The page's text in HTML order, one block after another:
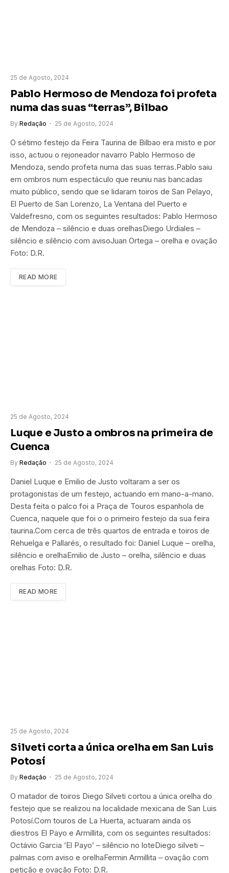
25 de Agosto, 2024
Pablo Hermoso de Mendoza foi profeta
numa das suas “terras”, Bilbao
By Redação 25 de Agosto, 2024
O sétimo festejo da Feira Taurina de Bilbao era misto e por
isso, actuou o rejoneador navarro Pablo Hermoso de
Mendoza, sendo profeta numa das suas terras.Pablo saiu
em ombros num espectáculo que reuniu nas bancadas
muito público, sendo que se lidaram toiros de San Pelayo,
El Puerto de San Lorenzo, La Ventana del Puerto e
Valdefresno, com os seguintes resultados: Pablo Hermoso
de Mendoza – silêncio e duas orelhasDiego Urdiales –
silêncio e silêncio com avisoJuan Ortega – orelha e ovação
Foto: D.R.
READ MORE
25 de Agosto, 2024
Luque e Justo a ombros na primeira de
Cuenca
By Redação 25 de Agosto, 2024
Daniel Luque e Emilio de Justo voltaram a ser os
protagonistas de um festejo, actuando em mano-a-mano.
Desta feita o palco foi a Praça de Touros espanhola de
Cuenca, naquele que foi o o primeiro festejo da sua feira
taurina.Com cerca de três quartos de entrada e toiros de
Rehuelga e Pallarés, o resultado foi: Daniel Luque – orelha,
silêncio e orelhaEmilio de Justo – orelha, silêncio e duas
orelhas Foto: D.R.
READ MORE
25 de Agosto, 2024
Silveti corta a única orelha em San Luis
Potosí
By Redação 25 de Agosto, 2024
O matador de toiros Diego Silveti cortou a única orelha do
festejo que se realizou na localidade mexicana de San Luis
Potosí.Com touros de La Huerta, actuaram ainda os
diestros El Payo e Armillita, com os seguintes resultados:
Octávio Garcia ‘El Payo’ – silêncio no loteDiego silveti –
palmas com aviso e orelhaFermin Armillita – ovação com
petição e ovação Foto: D.R.